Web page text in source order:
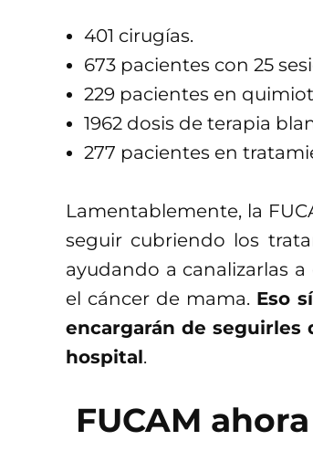
401 cirugías.
673 pacientes con 25
229 pacientes en
1962 dosis de terapia
277 pacientes en
Lamentablemente, la
seguir cubriendo los
ayudando a canalizarlas
el cáncer de mama. Eso
encargarán de
hospital.
FUCAM